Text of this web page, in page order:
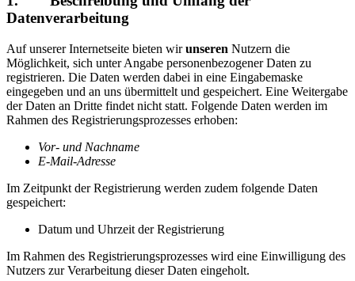
Datenverarbeitung
Auf unserer Internetseite bieten wirunseren Nutzern die
Möglichkeit, sich unter Angabe personenbezogener Daten zu
registrieren. Die Daten werden dabei in eine Eingabemaske
eingegeben und an uns übermittelt und gespeichert. Eine Weitergabe
der Daten an Dritte findet nicht statt. Folgende Daten werden im
Rahmen des Registrierungsprozesses erhoben:
Vor- und Nachname
E-Mail-Adresse
Im Zeitpunkt der Registrierung werden zudem folgende Daten
gespeichert:
Datum und Uhrzeit der Registrierung
Im Rahmen des Registrierungsprozesses wird eine Einwilligung des
Nutzers zur Verarbeitung dieser Daten eingeholt.